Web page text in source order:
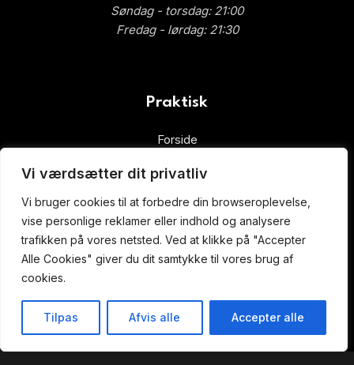
Vi værdsætter dit privatliv
Vi bruger cookies til at forbedre din browseroplevelse,
vise personlige reklamer eller indhold og analysere
trafikken på vores netsted. Ved at klikke på "Accepter
Alle Cookies" giver du dit samtykke til vores brug af
cookies.
Tilpas Afvis alle Accepter alle
Søndag - torsdag: 21:00
Fredag ​​- lørdag: 21:30
Praktisk
Forside
Takeaway
Ad Libitium
Gavekort
Kontakt os hvis du har spørgsmål vedr. allergene ingredienser i vores
retter.